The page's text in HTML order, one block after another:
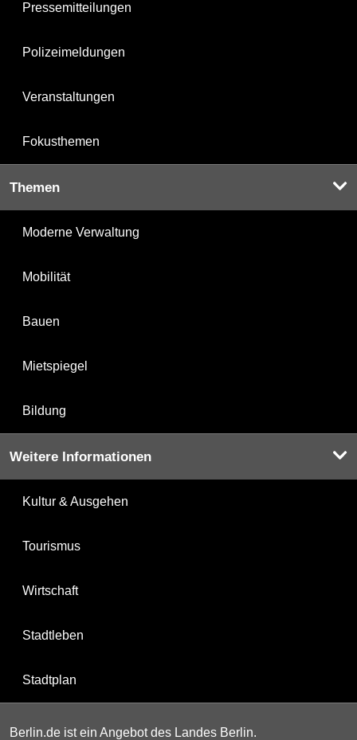
Pressemitteilungen
Polizeimeldungen
Veranstaltungen
Fokusthemen
Themen
Moderne Verwaltung
Mobilität
Bauen
Mietspiegel
Bildung
Weitere Informationen
Kultur & Ausgehen
Tourismus
Wirtschaft
Stadtleben
Stadtplan
Berlin.de ist ein Angebot des Landes Berlin.